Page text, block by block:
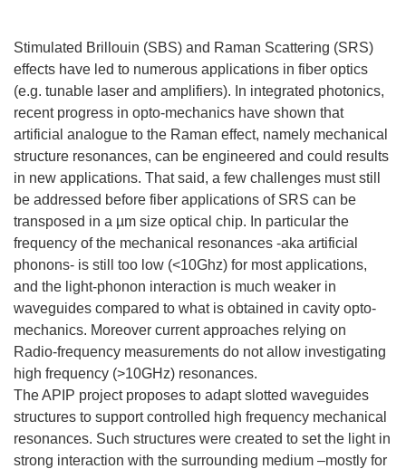
Stimulated Brillouin (SBS) and Raman Scattering (SRS)
effects have led to numerous applications in fiber optics
(e.g. tunable laser and amplifiers). In integrated photonics,
recent progress in opto-mechanics have shown that
artificial analogue to the Raman effect, namely mechanical
structure resonances, can be engineered and could results
in new applications. That said, a few challenges must still
be addressed before fiber applications of SRS can be
transposed in a µm size optical chip. In particular the
frequency of the mechanical resonances -aka artificial
phonons- is still too low (<10Ghz) for most applications,
and the light-phonon interaction is much weaker in
waveguides compared to what is obtained in cavity opto-
mechanics. Moreover current approaches relying on
Radio-frequency measurements do not allow investigating
high frequency (>10GHz) resonances.
The APIP project proposes to adapt slotted waveguides
structures to support controlled high frequency mechanical
resonances. Such structures were created to set the light in
strong interaction with the surrounding medium –mostly for